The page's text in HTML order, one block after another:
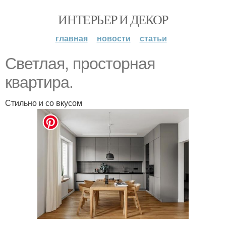
ИНТЕРЬЕР И ДЕКОР
главная новости статьи
Светлая, просторная
квартира.
Стильно и со вкусом